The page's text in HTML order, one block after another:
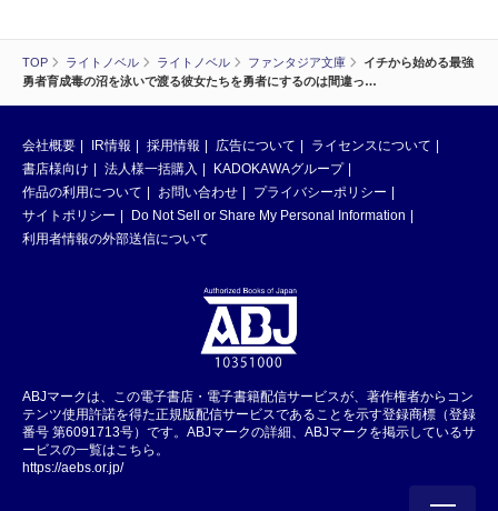
TOP ライトノベル ライトノベル ファンタジア文庫
イチから始める最強
勇者育成毒の沼を泳いで渡る彼女たちを勇者にするのは間違っ…
会社概要 IR情報 採用情報 広告について
ライセンスについて
書店様向け
法人様一括購入
KADOKAWAグループ
作品の利用について
お問い合わせ
プライバシーポリシー
サイトポリシー
Do Not Sell or Share My Personal Information
利用者情報の外部送信について
ABJマークは、この電子書店・電子書籍配信サービスが、著作権者からコン
テンツ使用許諾を得た正規版配信サービスであることを示す登録商標（登録
番号 第6091713号）です。ABJマークの詳細、ABJマークを掲示しているサ
ービスの一覧はこちら。
https://aebs.or.jp/